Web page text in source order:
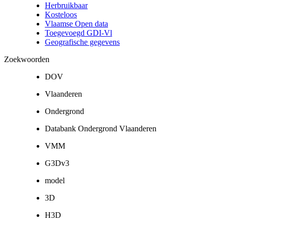
Herbruikbaar
Kosteloos
Vlaamse Open data
Toegevoegd GDI-Vl
Geografische gegevens
Zoekwoorden
DOV
Vlaanderen
Ondergrond
Databank Ondergrond Vlaanderen
VMM
G3Dv3
model
3D
H3D